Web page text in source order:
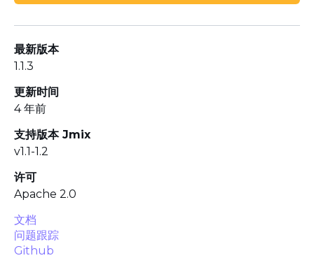
最新版本
1.1.3
更新时间
4 年前
支持版本 Jmix
v1.1-1.2
许可
Apache 2.0
文档
问题跟踪
Github